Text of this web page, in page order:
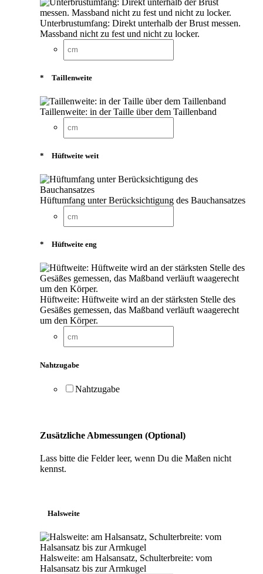
Unterbrustumfang: Direkt unterhalb der Brust messen.
Massband nicht zu fest und nicht zu locker.
* Taillenweite
Taillenweite: in der Taille über dem Taillenband
* Hüftweite weit
Hüftumfang unter Berücksichtigung des Bauchansatzes
* Hüftweite eng
Hüftweite: Hüftweite wird an der stärksten Stelle des
Gesäßes gemessen, das Maßband verläuft waagerecht
um den Körper.
Nahtzugabe
Nahtzugabe
Zusätzliche Abmessungen (Optional)
Lass bitte die Felder leer, wenn Du die Maßen nicht
kennst.
Halsweite
Halsweite: am Halsansatz, Schulterbreite: vom
Halsansatz bis zur Armkugel